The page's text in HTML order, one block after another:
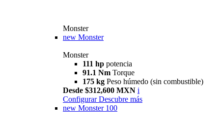
Monster
new Monster
Monster
111 hp potencia
91.1 Nm Torque
175 kg Peso húmedo (sin combustible)
Desde $312,600 MXN i
Configurar Descubre más
new Monster 100